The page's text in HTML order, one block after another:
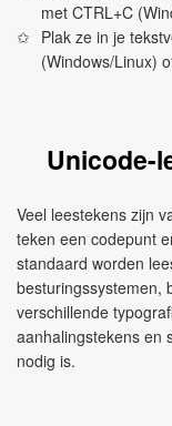
met CTRL+C
Plak ze in je
(Windows/Linux)
Unicode-
Veel leestekens zijn
teken een codepunt
standaard worden
besturingssystemen,
verschillende
aanhalingstekens en
nodig is.